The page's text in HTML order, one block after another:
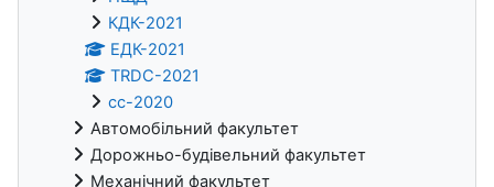
КДК-2021
ЕДК-2021
TRDC-2021
cc-2020
Автомобільний факультет
Дорожньо-будівельний факультет
Механічний факультет